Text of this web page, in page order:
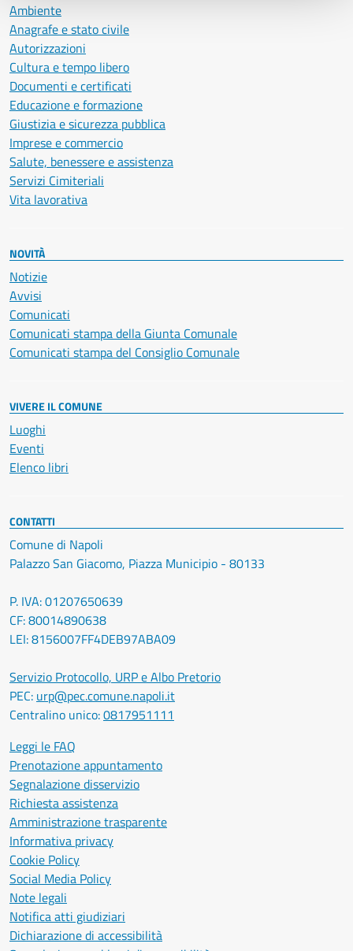
Ambiente
Anagrafe e stato civile
Autorizzazioni
Cultura e tempo libero
Documenti e certificati
Educazione e formazione
Giustizia e sicurezza pubblica
Imprese e commercio
Salute, benessere e assistenza
Servizi Cimiteriali
Vita lavorativa
NOVITÀ
Notizie
Avvisi
Comunicati
Comunicati stampa della Giunta Comunale
Comunicati stampa del Consiglio Comunale
VIVERE IL COMUNE
Luoghi
Eventi
Elenco libri
CONTATTI
Comune di Napoli
Palazzo San Giacomo, Piazza Municipio - 80133
P. IVA: 01207650639
CF: 80014890638
LEI: 8156007FF4DEB97ABA09
Servizio Protocollo, URP e Albo Pretorio
PEC: urp@pec.comune.napoli.it
Centralino unico:0817951111
Leggi le FAQ
Prenotazione appuntamento
Segnalazione disservizio
Richiesta assistenza
Amministrazione trasparente
Informativa privacy
Cookie Policy
Social Media Policy
Note legali
Notifica atti giudiziari
Dichiarazione di accessibilità